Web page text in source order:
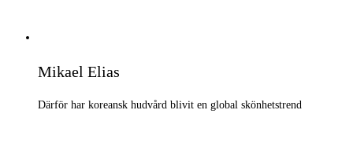
Mikael Elias
Därför har koreansk hudvård blivit en global skönhetstrend